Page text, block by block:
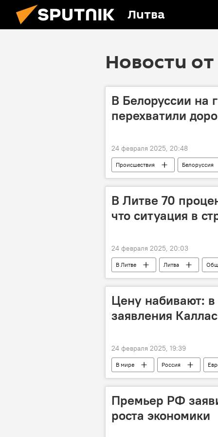
Литва
Новости
В Белоруссии на
перехватили
24 февраля 2025, 20:48
Происшествия Белоруссия
В Литве 70
что ситуация в
24 февраля 2025, 20:03
В Литве Литва
Цену набивают: в
заявления
24 февраля 2025, 19:39
В мире Россия
депутат
Политика
Премьер РФ
роста экономики